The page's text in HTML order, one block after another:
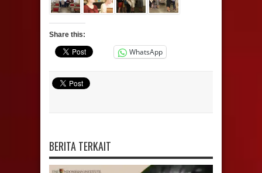
Share this:
WhatsApp
BERITA TERKAIT